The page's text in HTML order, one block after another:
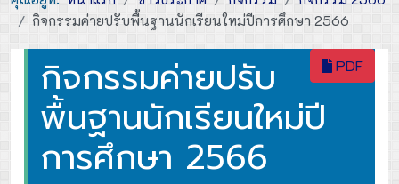
กิจกรรมค่ายปรับพื้นฐานนักเรียนใหม่ปีการศึกษา 2566
PDF
กิจกรรมค่ายปรับ
พื้นฐานนักเรียนใหม่ปี
การศึกษา 2566